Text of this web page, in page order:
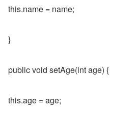
this.name = name;
}
public void setAge(int age) {
this.age = age;